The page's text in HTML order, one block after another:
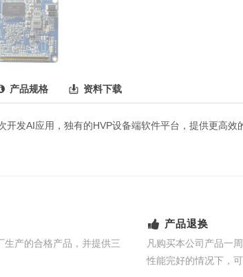
产品规格 资料下载
发AI应用，独有的HVP设备端软件平台，提供更高效
生产的合格产品，并提供三
产品退换
凡购买本公司产品一
性能完好的情况下，